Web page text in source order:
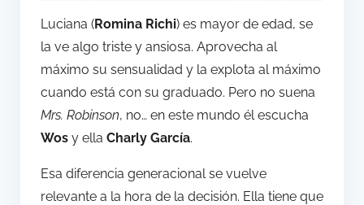
Luciana (Romina Richi) es mayor de edad, se
la ve algo triste y ansiosa. Aprovecha al
máximo su sensualidad y la explota al máximo
cuando está con su graduado. Pero no suena
Mrs. Robinson, no… en este mundo él escucha
Wos y ella Charly García.
Esa diferencia generacional se vuelve
relevante a la hora de la decisión. Ella tiene que